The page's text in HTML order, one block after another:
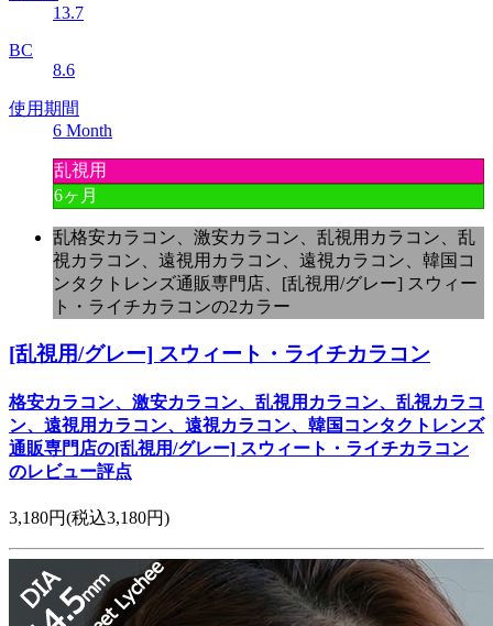
13.7
BC
8.6
使用期間
6 Month
乱視用
6ヶ月
乱格安カラコン、激安カラコン、乱視用カラコン、乱
視カラコン、遠視用カラコン、遠視カラコン、韓国コ
ンタクトレンズ通販専門店、[乱視用/グレー] スウィー
ト・ライチカラコンの2カラー
[乱視用/グレー] スウィート・ライチカラコン
格安カラコン、激安カラコン、乱視用カラコン、乱視カラコ
ン、遠視用カラコン、遠視カラコン、韓国コンタクトレンズ
通販専門店の[乱視用/グレー] スウィート・ライチカラコン
のレビュー評点
3,180円(税込3,180円)